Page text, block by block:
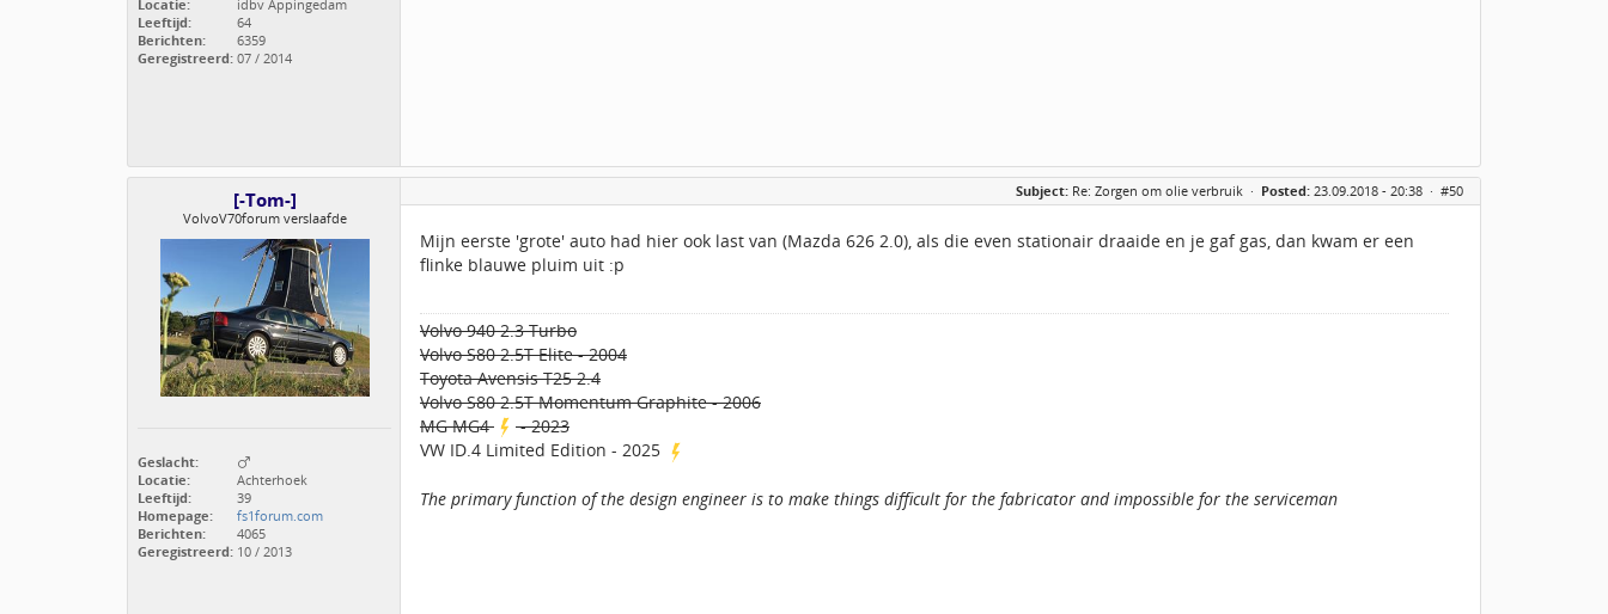
Locatie:
idbv Appingedam
Leeftijd:
64
Berichten:
6359
Geregistreerd: 07 / 2014
[-Tom-]
VolvoV70forum verslaafde
Geslacht:
Locatie:
Achterhoek
Leeftijd:
39
Homepage:
fs1forum.com
Berichten:
4065
Geregistreerd: 10 / 2013
Subject: Re: Zorgen om olie verbruik · Posted: 23.09.2018 - 20:38 · #50
Mijn eerste 'grote' auto had hier ook last van (Mazda 626 2.0), als die even stationair draaide en je gaf gas, dan kwam er een
flinke blauwe pluim uit :p
Volvo 940 2.3 Turbo
Volvo S80 2.5T Elite - 2004
Toyota Avensis T25 2.4
Volvo S80 2.5T Momentum Graphite - 2006
MG MG4
- 2023
VW ID.4 Limited Edition - 2025
The primary function of the design engineer is to make things difficult for the fabricator and impossible for the serviceman